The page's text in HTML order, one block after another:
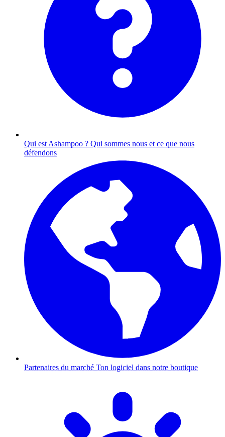
Qui est Ashampoo ? Qui sommes nous et ce que nous
défendons
Partenaires du marché Ton logiciel dans notre boutique